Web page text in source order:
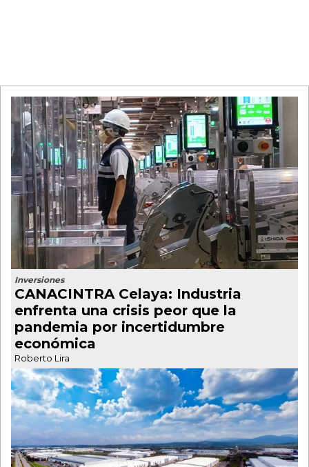
Inversiones
CANACINTRA Celaya: Industria
enfrenta una crisis peor que la
pandemia por incertidumbre
económica
Roberto Lira